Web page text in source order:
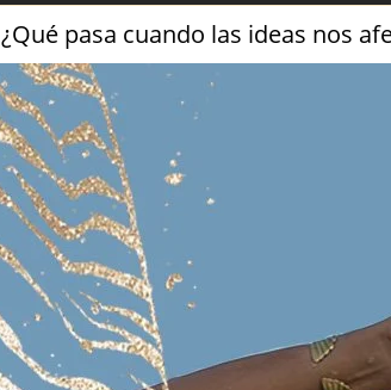
¿Qué pasa cuando las ideas nos